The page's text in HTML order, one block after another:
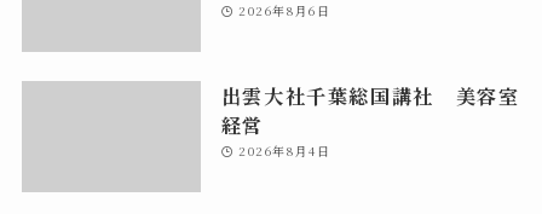
2026年8月6日
出雲大社千葉総国講社 美容室
経営
2026年8月4日